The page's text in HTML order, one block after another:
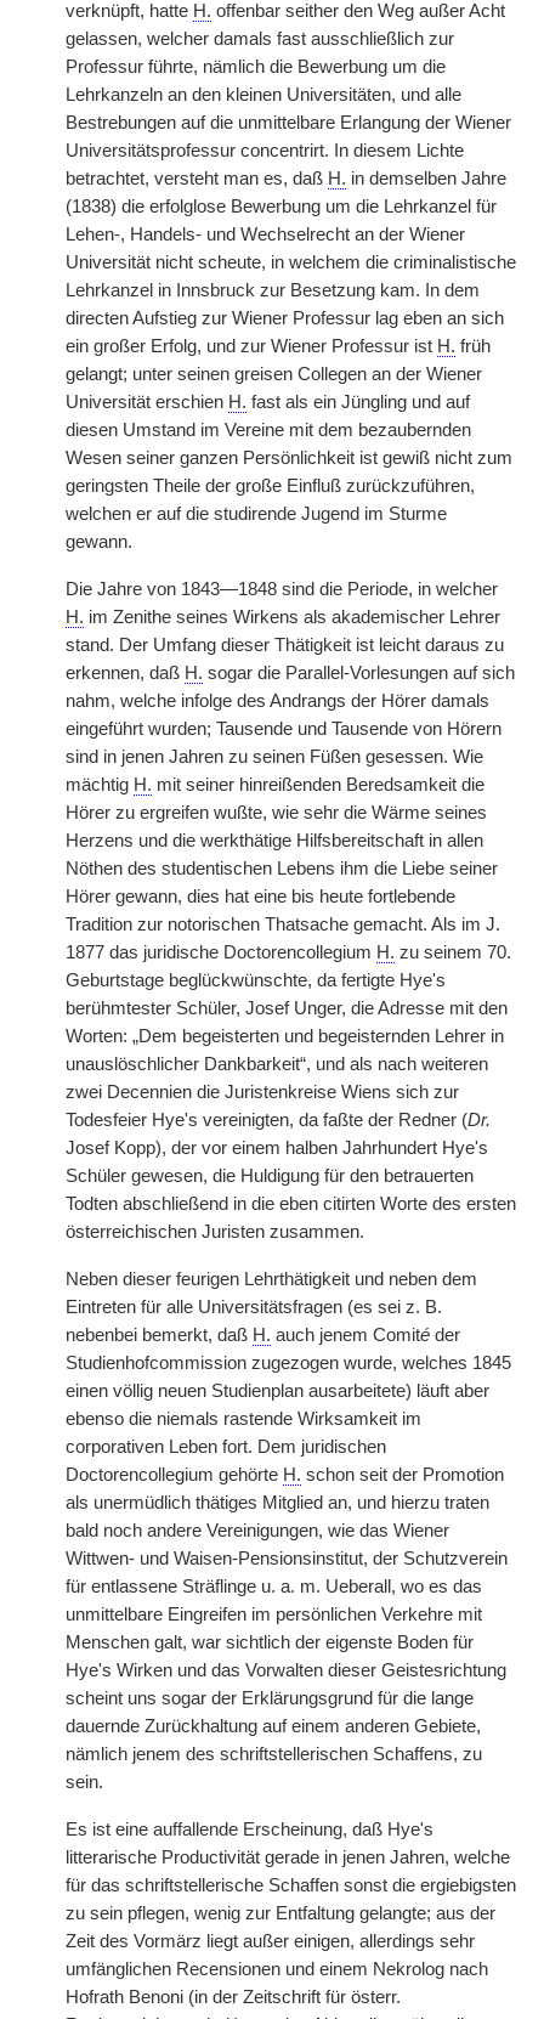
verknüpft, hatte H. offenbar seither den Weg außer Acht
gelassen, welcher damals fast ausschließlich zur
Professur führte, nämlich die Bewerbung um die
Lehrkanzeln an den kleinen Universitäten, und alle
Bestrebungen auf die unmittelbare Erlangung der Wiener
Universitätsprofessur concentrirt. In diesem Lichte
betrachtet, versteht man es, daß H. in demselben Jahre
(1838) die erfolglose Bewerbung um die Lehrkanzel für
Lehen-, Handels- und Wechselrecht an der Wiener
Universität nicht scheute, in welchem die criminalistische
Lehrkanzel in Innsbruck zur Besetzung kam. In dem
directen Aufstieg zur Wiener Professur lag eben an sich
ein großer Erfolg, und zur Wiener Professur ist H. früh
gelangt; unter seinen greisen Collegen an der Wiener
Universität erschien H. fast als ein Jüngling und auf
diesen Umstand im Vereine mit dem bezaubernden
Wesen seiner ganzen Persönlichkeit ist gewiß nicht zum
geringsten Theile der große Einfluß zurückzuführen,
welchen er auf die studirende Jugend im Sturme
gewann.
Die Jahre von 1843—1848 sind die Periode, in welcher
H. im Zenithe seines Wirkens als akademischer Lehrer
stand. Der Umfang dieser Thätigkeit ist leicht daraus zu
erkennen, daß H. sogar die Parallel-Vorlesungen auf|sich
nahm, welche infolge des Andrangs der Hörer damals
eingeführt wurden; Tausende und Tausende von Hörern
sind in jenen Jahren zu seinen Füßen gesessen. Wie
mächtig H. mit seiner hinreißenden Beredsamkeit die
Hörer zu ergreifen wußte, wie sehr die Wärme seines
Herzens und die werkthätige Hilfsbereitschaft in allen
Nöthen des studentischen Lebens ihm die Liebe seiner
Hörer gewann, dies hat eine bis heute fortlebende
Tradition zur notorischen Thatsache gemacht. Als im J.
1877 das juridische Doctorencollegium H. zu seinem 70.
Geburtstage beglückwünschte, da fertigte Hye's
berühmtester Schüler, Josef Unger, die Adresse mit den
Worten: „Dem begeisterten und begeisternden Lehrer in
unauslöschlicher Dankbarkeit“, und als nach weiteren
zwei Decennien die Juristenkreise Wiens sich zur
Todesfeier Hye's vereinigten, da faßte der Redner (Dr.
Josef Kopp), der vor einem halben Jahrhundert Hye's
Schüler gewesen, die Huldigung für den betrauerten
Todten abschließend in die eben citirten Worte des ersten
österreichischen Juristen zusammen.
Neben dieser feurigen Lehrthätigkeit und neben dem
Eintreten für alle Universitätsfragen (es sei z. B.
nebenbei bemerkt, daß H. auch jenem Comité der
Studienhofcommission zugezogen wurde, welches 1845
einen völlig neuen Studienplan ausarbeitete) läuft aber
ebenso die niemals rastende Wirksamkeit im
corporativen Leben fort. Dem juridischen
Doctorencollegium gehörte H. schon seit der Promotion
als unermüdlich thätiges Mitglied an, und hierzu traten
bald noch andere Vereinigungen, wie das Wiener
Wittwen- und Waisen-Pensionsinstitut, der Schutzverein
für entlassene Sträflinge u. a. m. Ueberall, wo es das
unmittelbare Eingreifen im persönlichen Verkehre mit
Menschen galt, war sichtlich der eigenste Boden für
Hye's Wirken und das Vorwalten dieser Geistesrichtung
scheint uns sogar der Erklärungsgrund für die lange
dauernde Zurückhaltung auf einem anderen Gebiete,
nämlich jenem des schriftstellerischen Schaffens, zu
sein.
Es ist eine auffallende Erscheinung, daß Hye's
litterarische Productivität gerade in jenen Jahren, welche
für das schriftstellerische Schaffen sonst die ergiebigsten
zu sein pflegen, wenig zur Entfaltung gelangte; aus der
Zeit des Vormärz liegt außer einigen, allerdings sehr
umfänglichen Recensionen und einem Nekrolog nach
Hofrath Benoni (in der Zeitschrift für österr.